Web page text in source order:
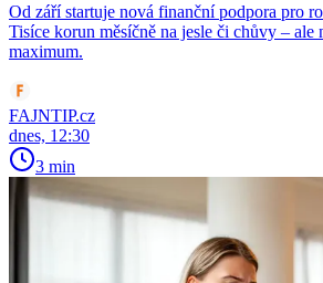
Od září startuje nová finanční podpora pro
Tisíce korun měsíčně na jesle či chůvy – ale
maximum.
FAJNTIP.cz
dnes, 12:30
3 min